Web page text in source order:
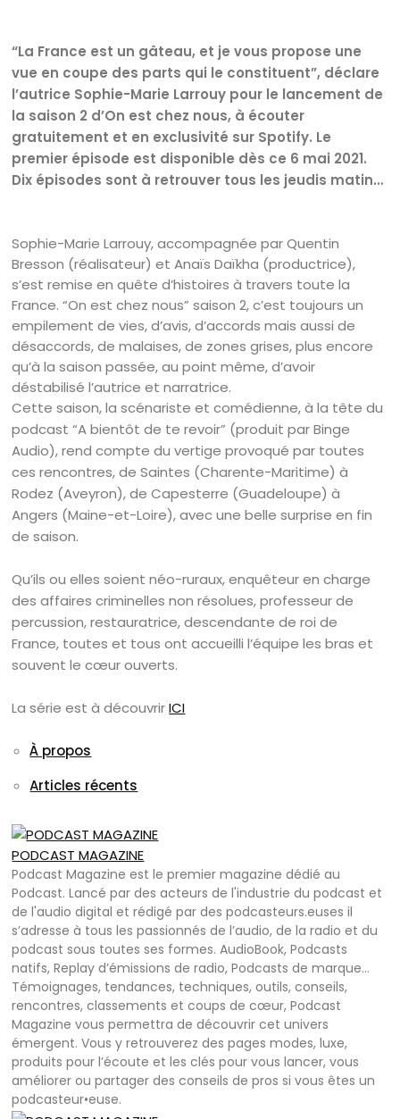
“La France est un gâteau, et je vous propose une
vue en coupe des parts qui le constituent”, déclare
l’autrice Sophie-Marie Larrouy pour le lancement de
la saison 2 d’On est chez nous, à écouter
gratuitement et en exclusivité sur Spotify. Le
premier épisode est disponible dès ce 6 mai 2021.
Dix épisodes sont à retrouver tous les jeudis matin…
Sophie-Marie Larrouy, accompagnée par Quentin
Bresson (réalisateur) et Anaïs Daïkha (productrice),
s’est remise en quête d’histoires à travers toute la
France. “On est chez nous” saison 2, c’est toujours un
empilement de vies, d’avis, d’accords mais aussi de
désaccords, de malaises, de zones grises, plus encore
qu’à la saison passée, au point même, d’avoir
déstabilisé l’autrice et narratrice.
Cette saison, la scénariste et comédienne, à la tête du
podcast “A bientôt de te revoir” (produit par Binge
Audio), rend compte du vertige provoqué par toutes
ces rencontres, de Saintes (Charente-Maritime) à
Rodez (Aveyron), de Capesterre (Guadeloupe) à
Angers (Maine-et-Loire), avec une belle surprise en fin
de saison.
Qu’ils ou elles soient néo-ruraux, enquêteur en charge
des affaires criminelles non résolues, professeur de
percussion, restauratrice, descendante de roi de
France, toutes et tous ont accueilli l’équipe les bras et
souvent le cœur ouverts.
La série est à découvrirICI
À propos
Articles récents
PODCAST MAGAZINE
Podcast Magazine est le premier magazine dédié au
Podcast. Lancé par des acteurs de l'industrie du podcast et
de l'audio digital et rédigé par des podcasteurs.euses il
s’adresse à tous les passionnés de l’audio, de la radio et du
podcast sous toutes ses formes. AudioBook, Podcasts
natifs, Replay d’émissions de radio, Podcasts de marque…
Témoignages, tendances, techniques, outils, conseils,
rencontres, classements et coups de cœur, Podcast
Magazine vous permettra de découvrir cet univers
émergent. Vous y retrouverez des pages modes, luxe,
produits pour l’écoute et les clés pour vous lancer, vous
améliorer ou partager des conseils de pros si vous êtes un
podcasteur•euse.